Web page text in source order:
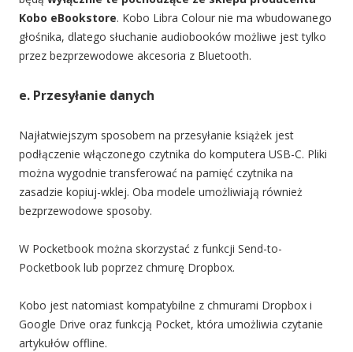
Kobo eBookstore. Kobo Libra Colour nie ma wbudowanego
głośnika, dlatego słuchanie audiobooków możliwe jest tylko
przez bezprzewodowe akcesoria z Bluetooth.
e. Przesyłanie danych
Najłatwiejszym sposobem na przesyłanie książek jest
podłączenie włączonego czytnika do komputera USB-C. Pliki
można wygodnie transferować na pamięć czytnika na
zasadzie kopiuj-wklej. Oba modele umożliwiają również
bezprzewodowe sposoby.
W Pocketbook można skorzystać z funkcji Send-to-
Pocketbook lub poprzez chmurę Dropbox.
Kobo jest natomiast kompatybilne z chmurami Dropbox i
Google Drive oraz funkcją Pocket, która umożliwia czytanie
artykułów offline.